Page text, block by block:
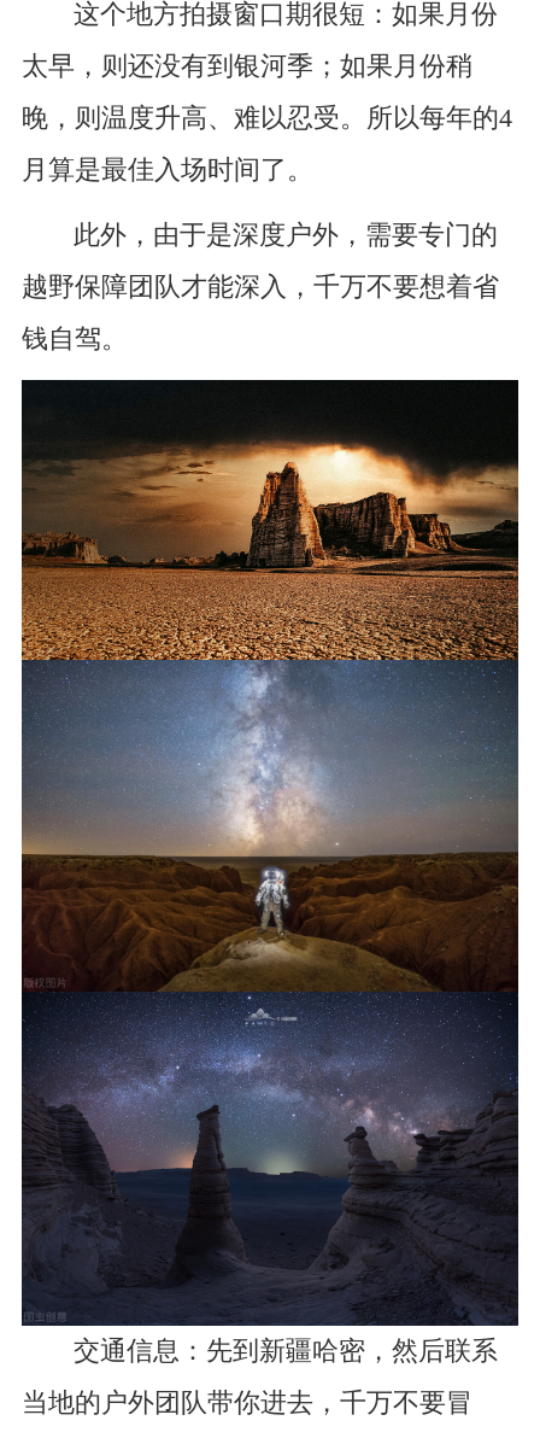
这个地方拍摄窗口期很短：如果月份
太早，则还没有到银河季；如果月份稍
晚，则温度升高、难以忍受。所以每年的4
月算是最佳入场时间了。
此外，由于是深度户外，需要专门的
越野保障团队才能深入，千万不要想着省
钱自驾。
交通信息：先到新疆哈密，然后联系
当地的户外团队带你进去，千万不要冒